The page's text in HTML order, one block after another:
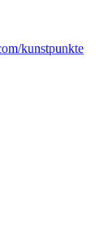
kunstpunkte